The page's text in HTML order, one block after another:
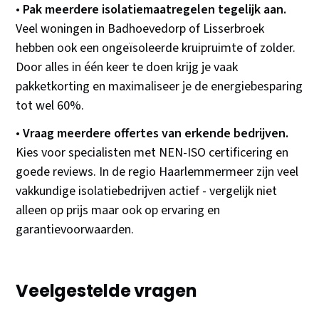
• Pak meerdere isolatiemaatregelen tegelijk aan.
Veel woningen in Badhoevedorp of Lisserbroek
hebben ook een ongeïsoleerde kruipruimte of zolder.
Door alles in één keer te doen krijg je vaak
pakketkorting en maximaliseer je de energiebesparing
tot wel 60%.
•Vraag meerdere offertes van erkende bedrijven.
Kies voor specialisten met NEN-ISO certificering en
goede reviews. In de regio Haarlemmermeer zijn veel
vakkundige isolatiebedrijven actief - vergelijk niet
alleen op prijs maar ook op ervaring en
garantievoorwaarden.
Veelgestelde vragen